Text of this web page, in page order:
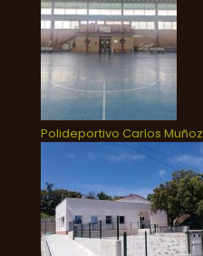
Polideportivo Carlos Muñoz